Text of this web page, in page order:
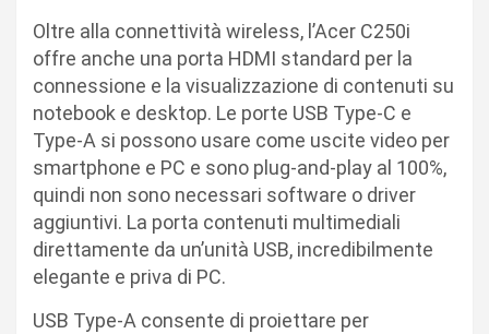
Oltre alla connettività wireless, l’Acer C250i
offre anche una porta HDMI standard per la
connessione e la visualizzazione di contenuti su
notebook e desktop. Le porte USB Type-C e
Type-A si possono usare come uscite video per
smartphone e PC e sono plug-and-play al 100%,
quindi non sono necessari software o driver
aggiuntivi. La porta contenuti multimediali
direttamente da un’unità USB, incredibilmente
elegante e priva di PC.
USB Type-A consente di proiettare per